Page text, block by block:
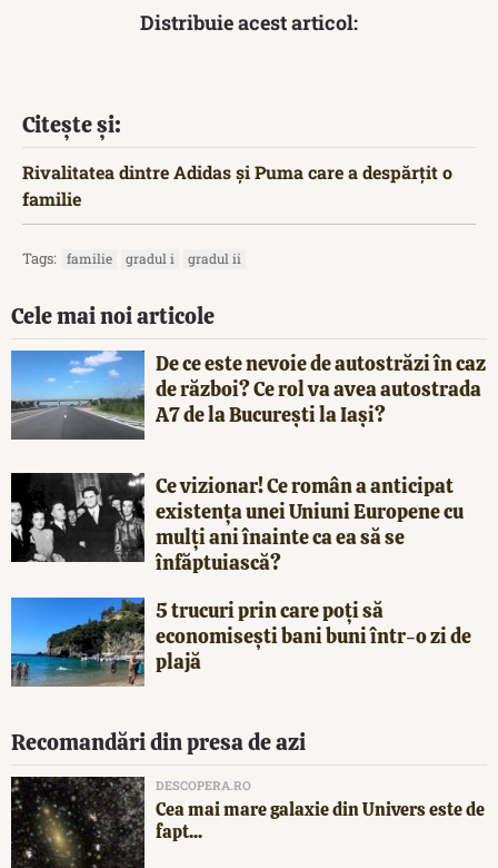
Distribuie acest articol:
Citește și:
Rivalitatea dintre Adidas și Puma care a despărțit o
familie
Tags: familie gradul i gradul ii
Cele mai noi articole
De ce este nevoie de autostrăzi în caz
de război? Ce rol va avea autostrada
A7 de la București la Iași?
Ce vizionar! Ce român a anticipat
existența unei Uniuni Europene cu
mulți ani înainte ca ea să se
înfăptuiască?
5 trucuri prin care poți să
economisești bani buni într-o zi de
plajă
Recomandări din presa de azi
DESCOPERA.RO
Cea mai mare galaxie din Univers este de
fapt...